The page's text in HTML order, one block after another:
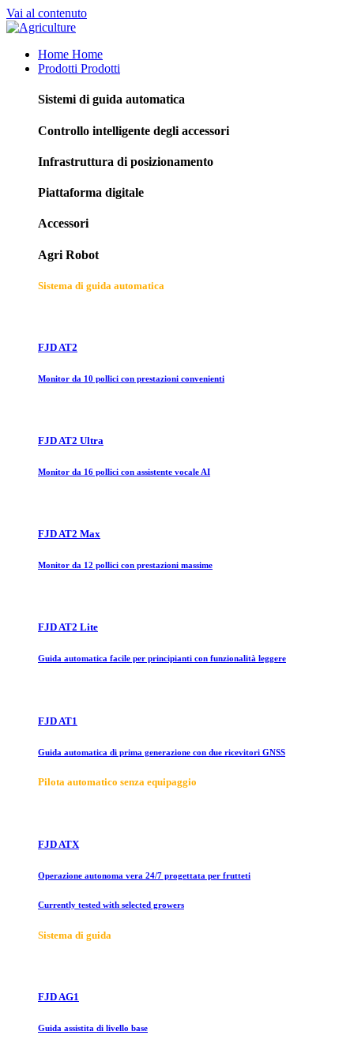
Vai al contenuto
Home Home
Prodotti Prodotti
Sistemi di guida automatica
Controllo intelligente degli accessori
Infrastruttura di posizionamento
Piattaforma digitale
Accessori
Agri Robot
Sistema di guida automatica
FJD AT2
Monitor da 10 pollici con prestazioni convenienti
FJD AT2 Ultra
Monitor da 16 pollici con assistente vocale AI
FJD AT2 Max
Monitor da 12 pollici con prestazioni massime
FJD AT2 Lite
Guida automatica facile per principianti con funzionalità leggere
FJD AT1
Guida automatica di prima generazione con due ricevitori GNSS
Pilota automatico senza equipaggio
FJD ATX
Operazione autonoma vera 24/7 progettata per frutteti
Currently tested with selected growers
Sistema di guida
FJD AG1
Guida assistita di livello base